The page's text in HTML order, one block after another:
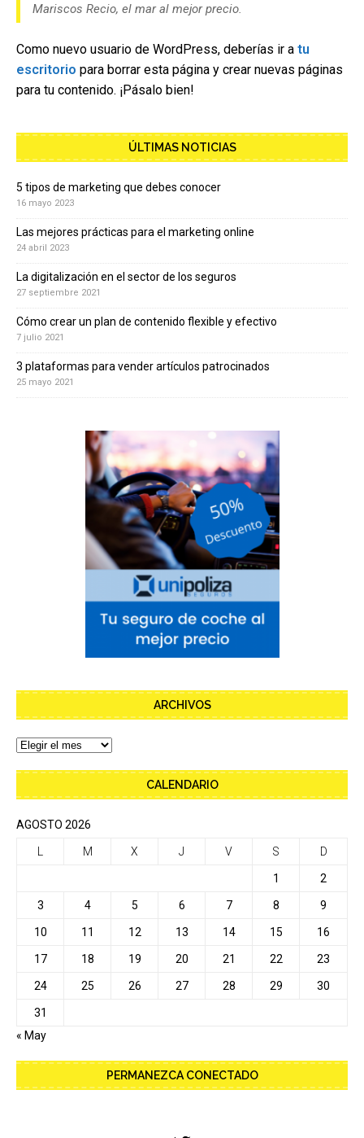
Mariscos Recio, el mar al mejor precio.
Como nuevo usuario de WordPress, deberías ir a tu
escritorio para borrar esta página y crear nuevas páginas
para tu contenido. ¡Pásalo bien!
ÚLTIMAS NOTICIAS
5 tipos de marketing que debes conocer
16 mayo 2023
Las mejores prácticas para el marketing online
24 abril 2023
La digitalización en el sector de los seguros
27 septiembre 2021
Cómo crear un plan de contenido flexible y efectivo
7 julio 2021
3 plataformas para vender artículos patrocinados
25 mayo 2021
ARCHIVOS
CALENDARIO
AGOSTO 2026
M X J V S D
1 2
3 4 5 6 7 8 9
10 11 12 13 14 15 16
17 18 19 20 21 22 23
24 25 26 27 28 29 30
31
« May
PERMANEZCA CONECTADO